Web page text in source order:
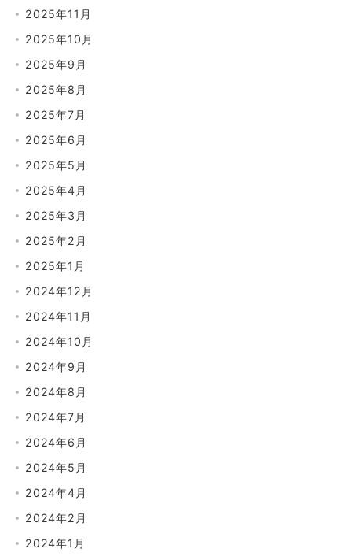
2025年11月
2025年10月
2025年9月
2025年8月
2025年7月
2025年6月
2025年5月
2025年4月
2025年3月
2025年2月
2025年1月
2024年12月
2024年11月
2024年10月
2024年9月
2024年8月
2024年7月
2024年6月
2024年5月
2024年4月
2024年2月
2024年1月